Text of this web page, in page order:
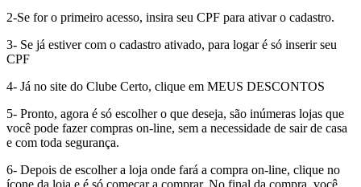
2-Se for o primeiro acesso, insira seu CPF para ativar o cadastro.
3- Se já estiver com o cadastro ativado, para logar é só inserir seu
CPF
4- Já no site do Clube Certo, clique em MEUS DESCONTOS
5- Pronto, agora é só escolher o que deseja, são inúmeras lojas que
você pode fazer compras on-line, sem a necessidade de sair de casa
e com toda segurança.
6- Depois de escolher a loja onde fará a compra on-line, clique no